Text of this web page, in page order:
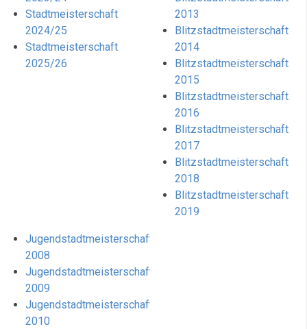
Stadtmeisterschaft
2024/25
Stadtmeisterschaft
2025/26
2013
Blitzstadtmeisterschaft
2014
Blitzstadtmeisterschaft
2015
Blitzstadtmeisterschaft
2016
Blitzstadtmeisterschaft
2017
Blitzstadtmeisterschaft
2018
Blitzstadtmeisterschaft
2019
Jugendstadtmeisterschaft
2008
Jugendstadtmeisterschaft
2009
Jugendstadtmeisterschaft
2010